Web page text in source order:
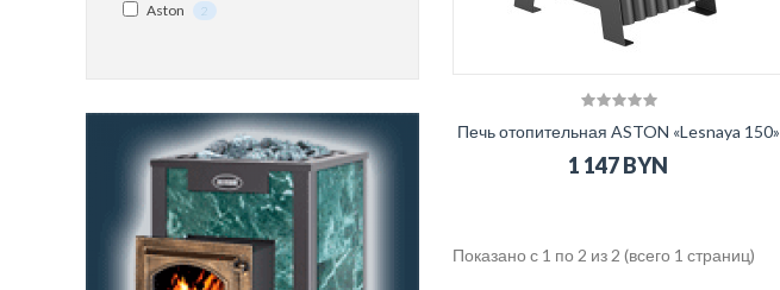
Aston 2
Печь Везувий Русичъ
Антрацит 12 (ДТ-3)
1 165 BYN
833 BYN
В Корзину
Печь отопительная ASTON «Lesnaya 150»
1 147 BYN
Показано с 1 по 2 из 2 (всего 1 страниц)